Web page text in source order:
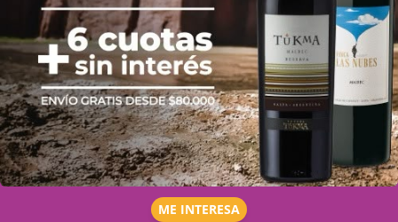
ME INTERESA